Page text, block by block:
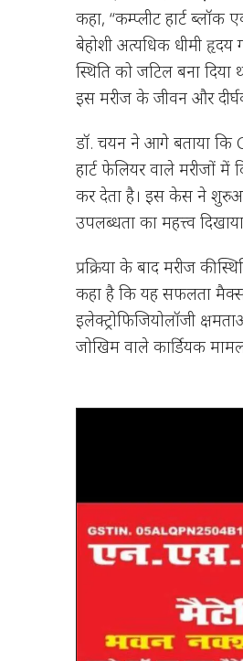
कहा, “कम्प्लीट हार्ट
बेहोशी अत्यधिक धीमी
स्थिति को जटिल बना
इस मरीज के जीवन और
डॉ. चयन ने आगे बताया कि
हार्ट फेलियर वाले मरीजों
कर देता है। इस केस ने
उपलब्धता का महत्त्व
प्रक्रिया के बाद मरीज की
कहा है कि यह सफलता मैक्स
इलेक्ट्रोफिजियोलॉजी
जोखिम वाले कार्डियक